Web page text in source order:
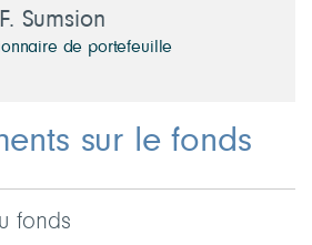
Sumsion
de portefeuille
sur le fonds
fonds